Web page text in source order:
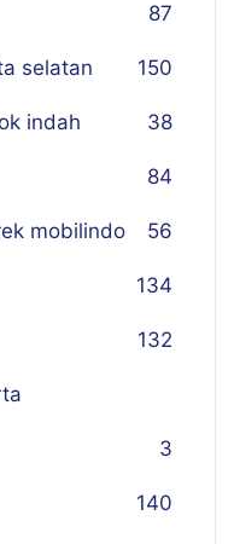
87
selatan 150
indah 38
84
mobilindo 56
134
132
3
140